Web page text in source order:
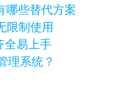
哪些替代方案
限制使用
全易上手
理系统？